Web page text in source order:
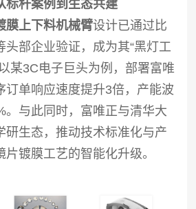
标杆案例到生态共建
膜上下料机械臂设计已通过比
头部企业验证，成为其“黑灯工
某3C电子巨头为例，部署富唯
订单响应速度提升3倍，产能波
。与此同时，富唯正与清华大
研生态，推动技术标准化与产
镀膜工艺的智能化升级。